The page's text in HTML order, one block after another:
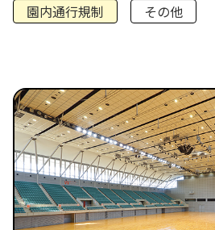
園内通行規制
その他